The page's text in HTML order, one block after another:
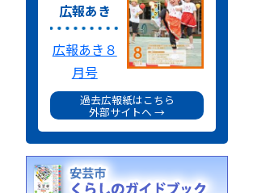
広報あき
広報あき８
月号
過去広報紙はこちら
外部サイトへ →